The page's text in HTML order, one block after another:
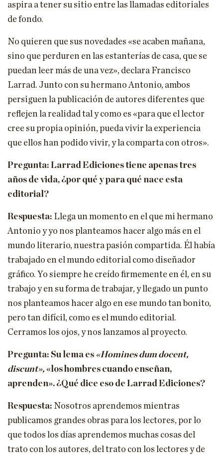
aspira a tener su sitio entre las llamadas editoriales
de fondo.
No quieren que sus novedades «se acaben mañana,
sino que perduren en las estanterías de casa, que se
puedan leer más de una vez», declara Francisco
Larrad. Junto con su hermano Antonio, ambos
persiguen la publicación de autores diferentes que
reflejen la realidad tal y como es «para que el lector
cree su propia opinión, pueda vivir la experiencia
que ellos han podido vivir, y la comparta con otros».
Pregunta: Larrad Ediciones tiene apenas tres
años de vida, ¿por qué y para qué nace esta
editorial?
Respuesta: Llega un momento en el que mi hermano
Antonio y yo nos planteamos hacer algo más en el
mundo literario, nuestra pasión compartida. Él había
trabajado en el mundo editorial como diseñador
gráfico. Yo siempre he creído firmemente en él, en su
trabajo y en su forma de trabajar, y llegado un punto
nos planteamos hacer algo en ese mundo tan bonito,
pero tan difícil, como es el mundo editorial.
Cerramos los ojos, y nos lanzamos al proyecto.
Pregunta: Su lema es «Homines dum docent,
discunt», «los hombres cuando enseñan,
aprenden». ¿Qué dice eso de Larrad Ediciones?
Respuesta: Nosotros aprendemos mientras
publicamos grandes obras para los lectores, por lo
que todos los días aprendemos muchas cosas del
trato con los autores, del trato con los lectores y de